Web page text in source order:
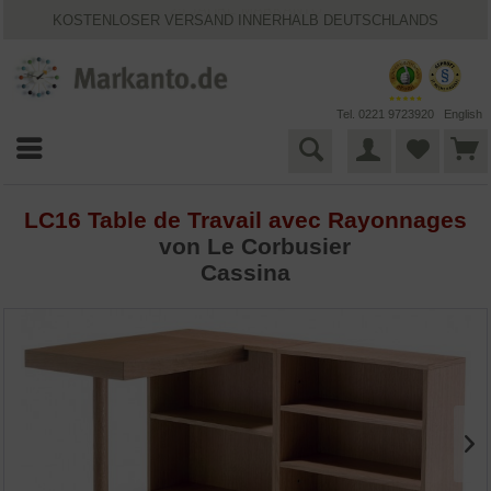
KOSTENLOSER VERSAND INNERHALB DEUTSCHLANDS
BESTPRICE-GARANTIE
Tel. 0221 9723920 English
LC16 Table de Travail avec Rayonnages
von Le Corbusier
Cassina